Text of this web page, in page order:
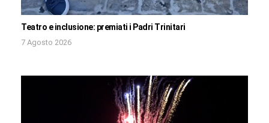
Teatro e inclusione: premiati i Padri Trinitari
7 Agosto 2026